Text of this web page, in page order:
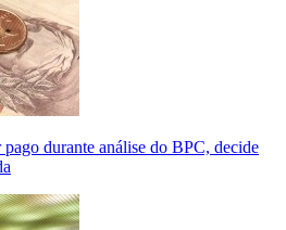
durante análise do BPC, decide